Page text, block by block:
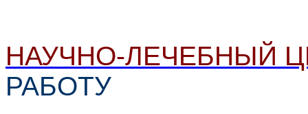
НАУЧНО-ЛЕЧЕБНЫЙ
РАБОТУ